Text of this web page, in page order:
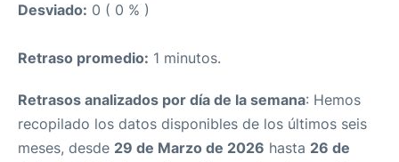
Desviado: 0 ( 0 % )
Retraso promedio: 1 minutos.
Retrasos analizados por día de la semana: Hemos
recopilado los datos disponibles de los últimos seis
meses, desde 29 de Marzo de 2026 hasta 26 de